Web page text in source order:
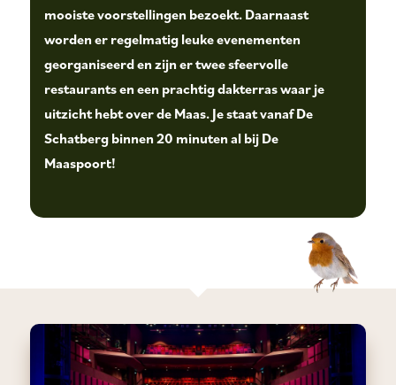
mooiste voorstellingen bezoekt. Daarnaast
worden er regelmatig leuke evenementen
georganiseerd en zijn er twee sfeervolle
restaurants en een prachtig dakterras waar je
uitzicht hebt over de Maas. Je staat vanaf De
Schatberg binnen 20 minuten al bij De
Maaspoort!